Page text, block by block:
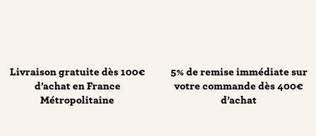
Livraison gratuite dès 100€
d’achat en France
Métropolitaine
5% de remise immédiate sur
votre commande dès 400€
d’achat